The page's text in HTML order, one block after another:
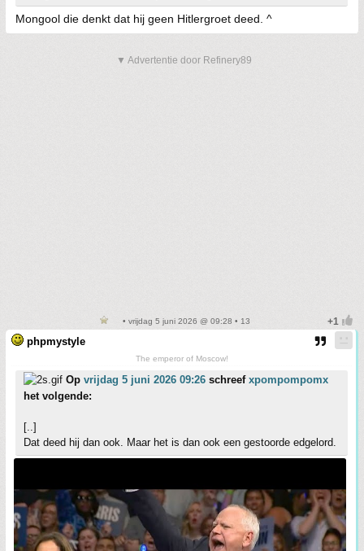
Mongool die denkt dat hij geen Hitlergroet deed. ^
▼ Advertentie door Refinery89
• vrijdag 5 juni 2026 @ 09:28 • 13
phpmystyle
The emperor of Moscow!
Op vrijdag 5 juni 2026 09:26 schreef xpompompomx
het volgende:
[..]
Dat deed hij dan ook. Maar het is dan ook een gestoorde edgelord.